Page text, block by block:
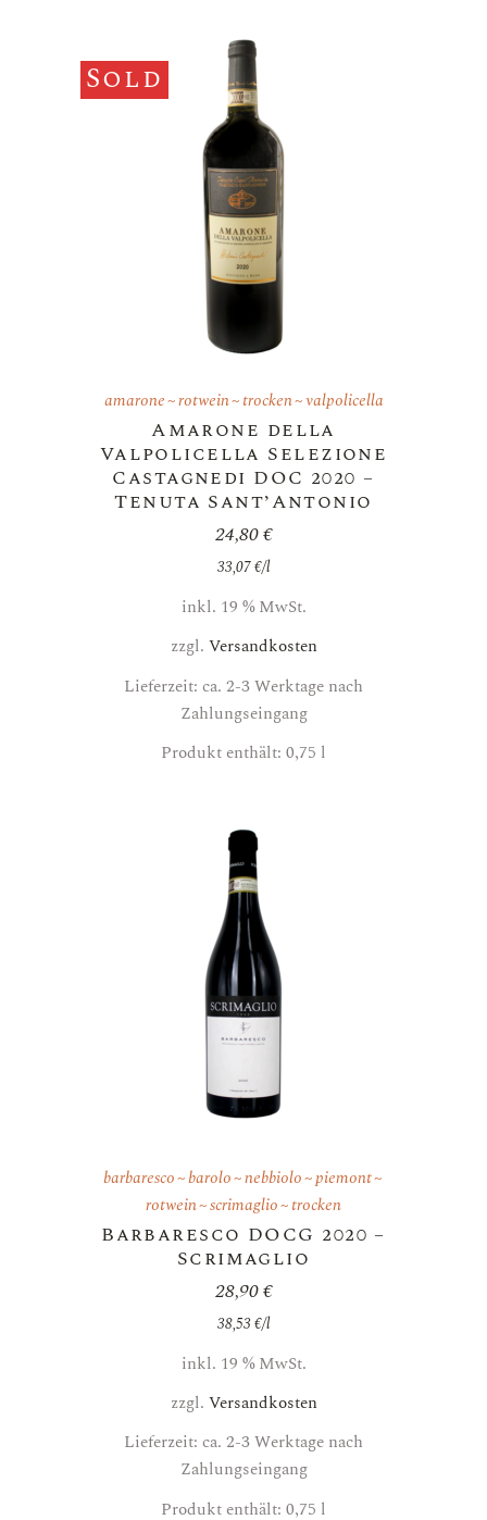
Sold
amarone rotwein trocken valpolicella
Amarone della
Valpolicella Selezione
Castagnedi DOC 2020 –
Tenuta Sant’Antonio
24,80€
33,07€/l
inkl. 19 % MwSt.
zzgl. Versandkosten
Lieferzeit: ca. 2-3 Werktage nach
Zahlungseingang
Produkt enthält: 0,75 l
barbaresco barolo nebbiolo piemont
rotwein scrimaglio trocken
Barbaresco DOCG 2020 –
Scrimaglio
28,90€
38,53 €/l
inkl. 19 % MwSt.
zzgl. Versandkosten
Lieferzeit: ca. 2-3 Werktage nach
Zahlungseingang
Produkt enthält: 0,75 l